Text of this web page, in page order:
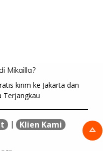
Mikailla?
kirim ke Jakarta dan
| Klien Kami